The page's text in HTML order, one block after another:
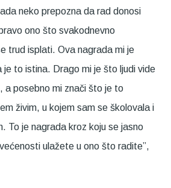
neko prepozna da rad donosi
ono što svakodnevno
trud isplati. Ova nagrada mi je
to istina. Drago mi je što ljudi vide
a posebno mi znači što je to
živim, u kojem sam se školovala i
To je nagrada kroz koju se jasno
ulažete u ono što radite”,